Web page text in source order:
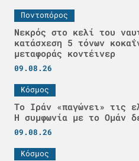
Ποντοπόρος
Νεκρός στο κελί του
κατάσχεση 5 τόνων
μεταφοράς κοντέινερ
09.08.26
Κόσμος
Το Ιράν «παγώνει» τις
Η συμφωνία με το Ομάν
09.08.26
Κόσμος